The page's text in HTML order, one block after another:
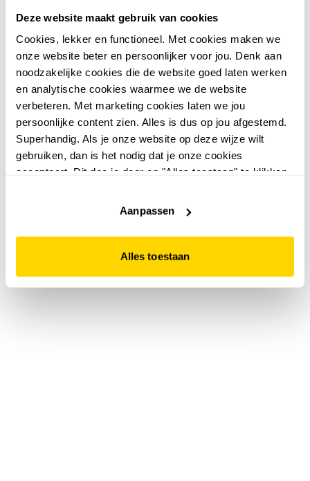
Deze website maakt gebruik van cookies
Cookies, lekker en functioneel. Met cookies maken we
onze website beter en persoonlijker voor jou. Denk aan
noodzakelijke cookies die de website goed laten werken
en analytische cookies waarmee we de website
verbeteren. Met marketing cookies laten we jou
persoonlijke content zien. Alles is dus op jou afgestemd.
Superhandig. Als je onze website op deze wijze wilt
gebruiken, dan is het nodig dat je onze cookies
accepteert. Dit doe je door op "Alles toestaan" te klikken.
website niet optimaal functioneert.
Aanpassen
Alles toestaan